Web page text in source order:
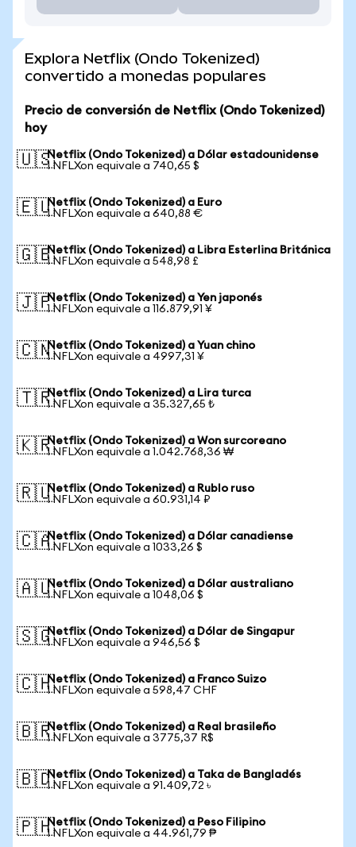
Explora Netflix (Ondo Tokenized)
convertido a monedas populares
Precio de conversión de Netflix (Ondo Tokenized)
hoy
🇺🇸Netflix (Ondo Tokenized) a Dólar estadounidense
1 NFLXon equivale a 740,65 $
🇪🇺Netflix (Ondo Tokenized) a Euro
1 NFLXon equivale a 640,88 €
🇬🇧Netflix (Ondo Tokenized) a Libra Esterlina Británica
1 NFLXon equivale a 548,98 £
🇯🇵Netflix (Ondo Tokenized) a Yen japonés
1 NFLXon equivale a 116.879,91 ¥
🇨🇳Netflix (Ondo Tokenized) a Yuan chino
1 NFLXon equivale a 4997,31 ¥
🇹🇷Netflix (Ondo Tokenized) a Lira turca
1 NFLXon equivale a 35.327,65 ₺
🇰🇷Netflix (Ondo Tokenized) a Won surcoreano
1 NFLXon equivale a 1.042.768,36 ₩
🇷🇺Netflix (Ondo Tokenized) a Rublo ruso
1 NFLXon equivale a 60.931,14 ₽
🇨🇦Netflix (Ondo Tokenized) a Dólar canadiense
1 NFLXon equivale a 1033,26 $
🇦🇺Netflix (Ondo Tokenized) a Dólar australiano
1 NFLXon equivale a 1048,06 $
🇸🇬Netflix (Ondo Tokenized) a Dólar de Singapur
1 NFLXon equivale a 946,56 $
🇨🇭Netflix (Ondo Tokenized) a Franco Suizo
1 NFLXon equivale a 598,47 CHF
🇧🇷Netflix (Ondo Tokenized) a Real brasileño
1 NFLXon equivale a 3775,37 R$
🇧🇩Netflix (Ondo Tokenized) a Taka de Bangladés
1 NFLXon equivale a 91.409,72 ৳
🇵🇭Netflix (Ondo Tokenized) a Peso Filipino
1 NFLXon equivale a 44.961,79 ₱